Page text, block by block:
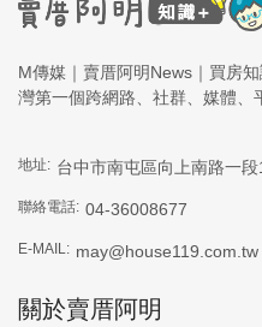
M傳媒｜賣厝阿明News｜買房
灣第一個跨網路、社群、媒體、
地址: 台中市南屯區向上南路一
聯絡電話: 04-36008677
E-MAIL: may@house119.com.tw
關於賣厝阿明